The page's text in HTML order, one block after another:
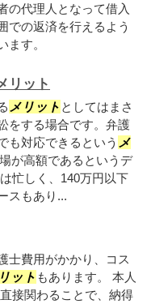
の代理人となって借入
での返済を行えるよう
ます。
リット
メリット としてはまさ
をする場合です。弁護
も対応できるという メ
が高額であるというデ
忙しく、140万円以下
スもあり...
士費用がかかり、コス
ット もあります。 本人
接関わることで、納得